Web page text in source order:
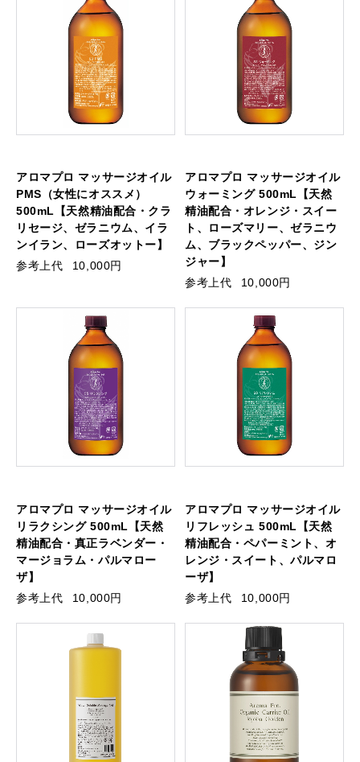
アロマプロ マッサージオイル
PMS（女性にオススメ）
500mL【天然精油配合・クラ
リセージ、ゼラニウム、イラ
ンイラン、ローズオットー】
参考上代
10,000円
アロマプロ マッサージオイル
ウォーミング 500mL【天然
精油配合・オレンジ・スイー
ト、ローズマリー、ゼラニウ
ム、ブラックペッパー、ジン
ジャー】
参考上代
10,000円
アロマプロ マッサージオイル
リラクシング 500mL【天然
精油配合・真正ラベンダー・
マージョラム・パルマロー
ザ】
参考上代
10,000円
アロマプロ マッサージオイル
リフレッシュ 500mL【天然
精油配合・ペパーミント、オ
レンジ・スイート、パルマロ
ーザ】
参考上代
10,000円